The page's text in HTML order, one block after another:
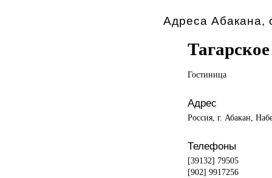
Адреса Абакана,
Тагарское
Гостиница
Адрес
Россия, г. Абакан,
Телефоны
[39132] 79505
[902] 9917256